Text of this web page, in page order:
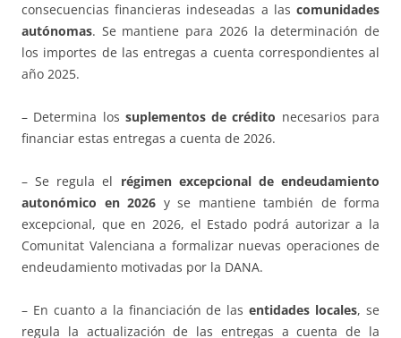
consecuencias financieras indeseadas a las comunidades
autónomas. Se mantiene para 2026 la determinación de
los importes de las entregas a cuenta correspondientes al
año 2025.
– Determina los suplementos de crédito necesarios para
financiar estas entregas a cuenta de 2026.
– Se regula el régimen excepcional de endeudamiento
autonómico en 2026 y se mantiene también de forma
excepcional, que en 2026, el Estado podrá autorizar a la
Comunitat Valenciana a formalizar nuevas operaciones de
endeudamiento motivadas por la DANA.
– En cuanto a la financiación de las entidades locales, se
regula la actualización de las entregas a cuenta de la